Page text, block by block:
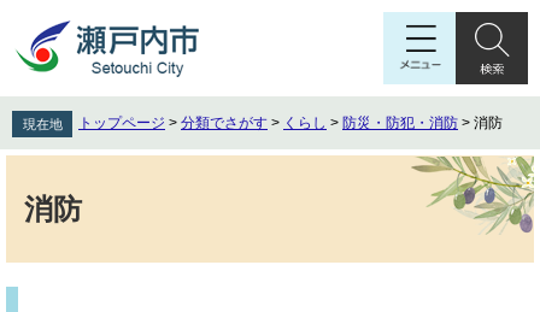
先
頭
を
飛
文
へ
現在地 トップページ > 分類でさがす > くらし > 防災・防犯・消防 > 消防
消防